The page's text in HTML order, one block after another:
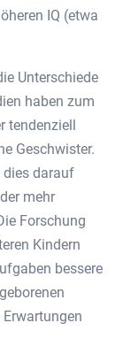
IQ (etwa
Unterschiede
haben zum
tendenziell
Geschwister.
dies darauf
mehr
Forschung
Kindern
bessere